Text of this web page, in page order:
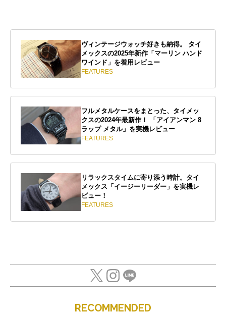
ヴィンテージウォッチ好きも納得。 タイ
メックスの2025年新作「マーリン ハンド
ワインド」を着用レビュー
FEATURES
フルメタルケースをまとった、タイメッ
クスの2024年最新作！ 「アイアンマン 8
ラップ メタル」を実機レビュー
FEATURES
リラックスタイムに寄り添う時計。タイ
メックス「イージーリーダー」を実機レ
ビュー！
FEATURES
RECOMMENDED